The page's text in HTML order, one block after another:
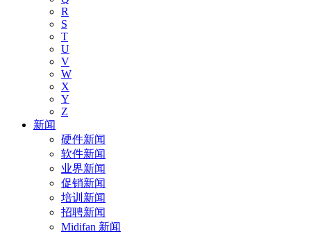
R
S
T
U
V
W
X
Y
Z
新闻
硬件新闻
软件新闻
业界新闻
促销新闻
培训新闻
招聘新闻
Midifan 新闻